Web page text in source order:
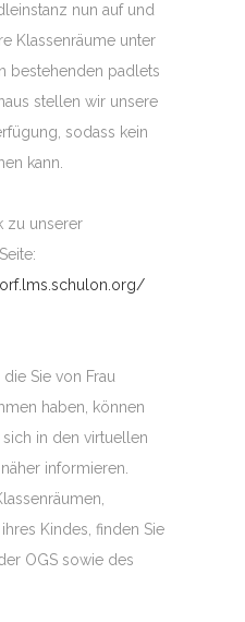
nun auf und
Klassenräume unter
bestehenden padlets
stellen wir unsere
sodass kein
kann.
zu unserer
Sie von Frau
haben, können
in den virtuellen
informieren.
Kindes, finden Sie
OGS sowie des